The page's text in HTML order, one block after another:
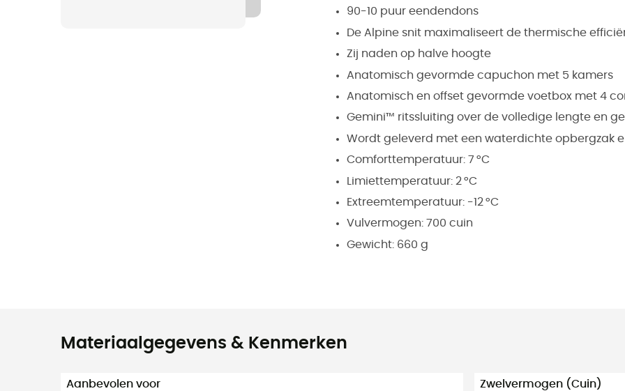
90-10 puur eendendons
De Alpine snit maximaliseert de thermische
Zij naden op halve hoogte
Anatomisch gevormde capuchon met 5 kamers
Anatomisch en offset gevormde voetbox met 4
Gemini™ ritssluiting over de volledige lengte en
Wordt geleverd met een waterdichte opbergzak
Comforttemperatuur: 7 °C
Limiettemperatuur: 2 °C
Extreemtemperatuur: -12 °C
Vulvermogen: 700 cuin
Gewicht: 660 g
Materiaalgegevens & Kenmerken
Aanbevolen voor
Zwelvermogen (Cuin)